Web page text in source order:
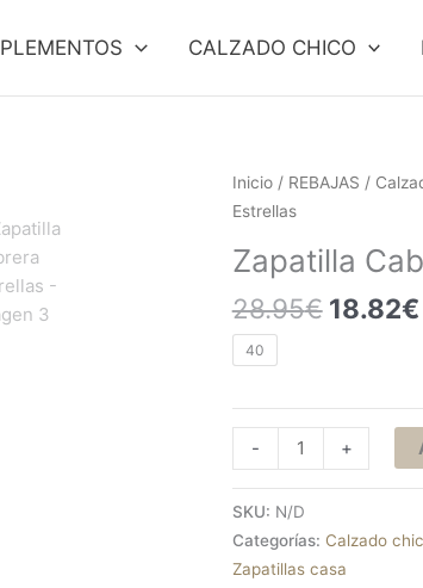
CALZADO CHICO
Inicio/ REBAJAS /
Estrellas
Zapatilla
28.95€
El
era:
28.95€.
18.82€
40
-
Zapatilla
Cabrera
cantidad
+
SKU: N/D
Categorías: Calzado
Zapatillas casa